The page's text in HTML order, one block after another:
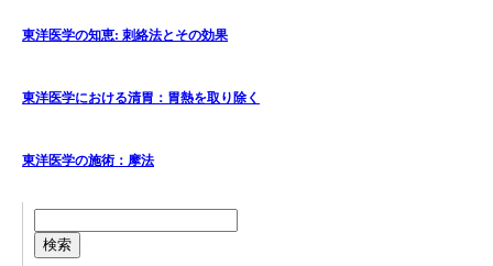
東洋医学の知恵: 刺絡法とその効果
東洋医学における清胃：胃熱を取り除く
東洋医学の施術：摩法
検索